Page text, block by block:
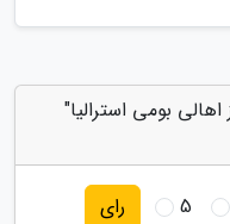
بومی استرالیا"
5 رای